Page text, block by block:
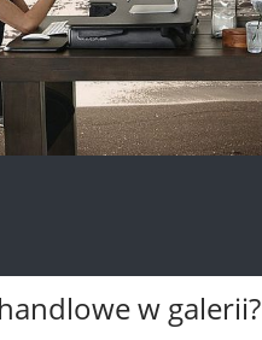
w galerii?